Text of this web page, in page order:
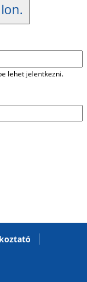
lehet jelentkezni.